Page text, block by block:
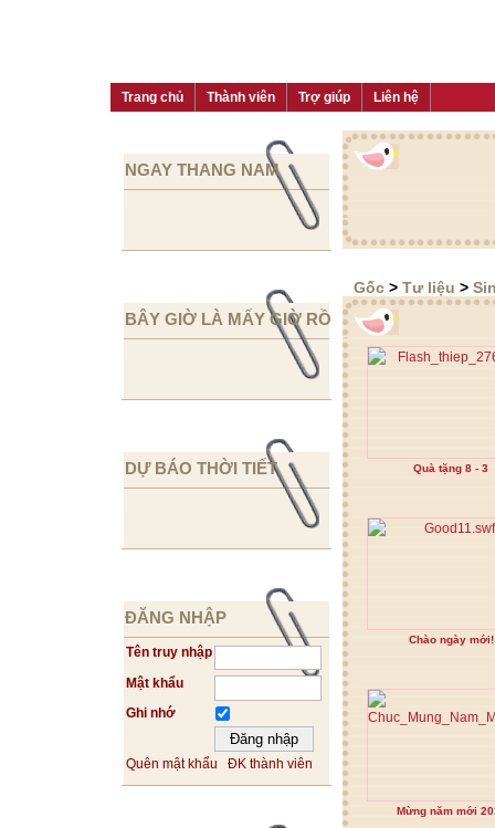
Trang chủ Thành viên Trợ giúp Liên hệ
NGAY THANG NAM
BÂY GIỜ LÀ MẤY GIỜ RỒI
DỰ BÁO THỜI TIẾT
ĐĂNG NHẬP
Tên truy nhập
Mật khẩu
Ghi nhớ
Quên mật khẩu ĐK thành viên
Gốc > Tư liệu >
Quà tặng 8 - 3
Chào ngày mới!
Mừng năm mới